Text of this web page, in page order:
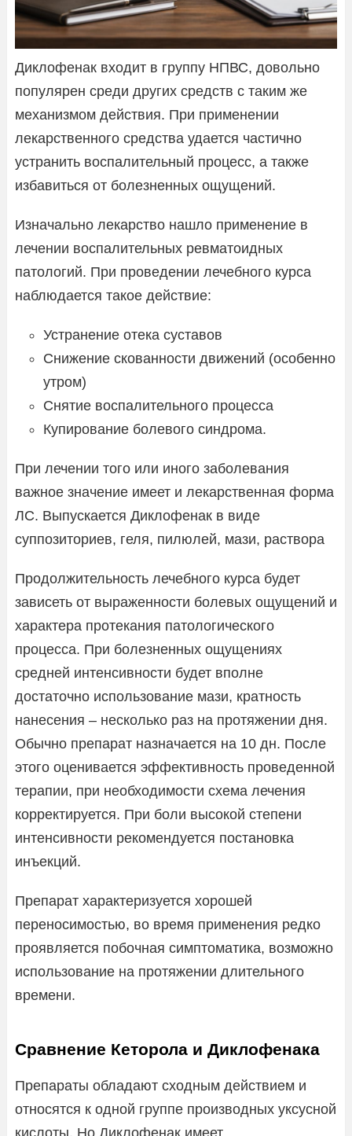
Диклофенак входит в группу НПВС, довольно
популярен среди других средств с таким же
механизмом действия. При применении
лекарственного средства удается частично
устранить воспалительный процесс, а также
избавиться от болезненных ощущений.
Изначально лекарство нашло применение в
лечении воспалительных ревматоидных
патологий. При проведении лечебного курса
наблюдается такое действие:
Устранение отека суставов
Снижение скованности движений (особенно
утром)
Снятие воспалительного процесса
Купирование болевого синдрома.
При лечении того или иного заболевания
важное значение имеет и лекарственная форма
ЛС. Выпускается Диклофенак в виде
суппозиториев, геля, пилюлей, мази, раствора
Продолжительность лечебного курса будет
зависеть от выраженности болевых ощущений и
характера протекания патологического
процесса. При болезненных ощущениях
средней интенсивности будет вполне
достаточно использование мази, кратность
нанесения – несколько раз на протяжении дня.
Обычно препарат назначается на 10 дн. После
этого оценивается эффективность проведенной
терапии, при необходимости схема лечения
корректируется. При боли высокой степени
интенсивности рекомендуется постановка
инъекций.
Препарат характеризуется хорошей
переносимостью, во время применения редко
проявляется побочная симптоматика, возможно
использование на протяжении длительного
времени.
Сравнение Кеторола и Диклофенака
Препараты обладают сходным действием и
относятся к одной группе производных уксусной
кислоты. Но Диклофенак имеет